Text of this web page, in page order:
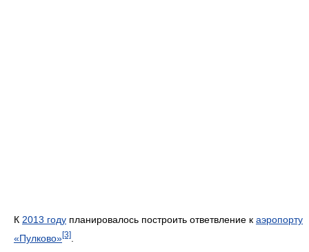
К 2013 году планировалось построить ответвление к аэропорту
«Пулково»[3]